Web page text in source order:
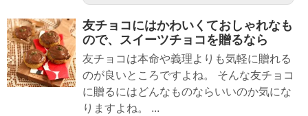
友チョコにはかわいくておしゃれなも
ので、スイーツチョコを贈るなら
友チョコは本命や義理よりも気軽に贈れる
のが良いところですよね。 そんな友チョコ
に贈るにはどんなものならいいのか気にな
りますよね。 ...